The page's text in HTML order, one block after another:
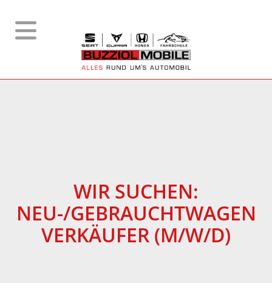
WIR SUCHEN:
NEU-/GEBRAUCHTWAGEN
VERKÄUFER (M/W/D)